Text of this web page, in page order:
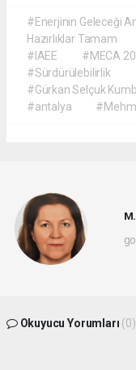
#Enerjinin Geleceği
Hazırlıklar Tamam
#IAEE
#MECA
#Sürdürülebilirlik
#Gürkan Selçuk
#antalya
Okuyucu Yorumları (0)